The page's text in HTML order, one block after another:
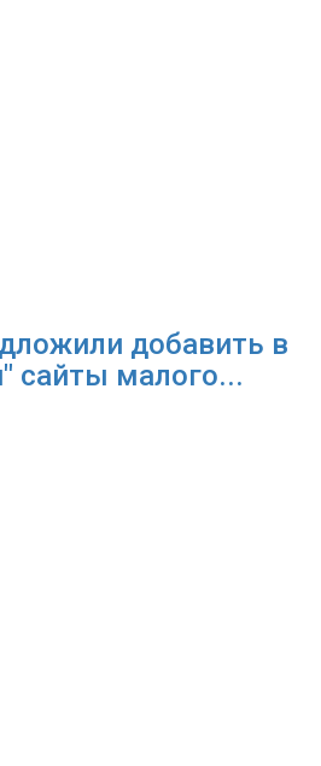
добавить в
сайты малого...